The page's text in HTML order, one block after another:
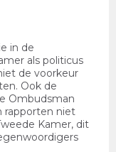
in de
als politicus
de voorkeur
Ook de
Ombudsman
rapporten niet
Kamer, dit